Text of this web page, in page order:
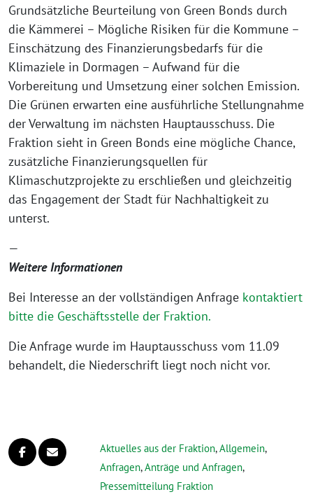
Grundsätzliche Beurteilung von Green Bonds durch
die Kämmerei – Mögliche Risiken für die Kommune –
Einschätzung des Finanzierungsbedarfs für die
Klimaziele in Dormagen – Aufwand für die
Vorbereitung und Umsetzung einer solchen Emission.
Die Grünen erwarten eine ausführliche Stellungnahme
der Verwaltung im nächsten Hauptausschuss. Die
Fraktion sieht in Green Bonds eine mögliche Chance,
zusätzliche Finanzierungsquellen für
Klimaschutzprojekte zu erschließen und gleichzeitig
das Engagement der Stadt für Nachhaltigkeit zu
unterst.
—
Weitere Informationen
Bei Interesse an der vollständigen Anfrage kontaktiert
bitte die Geschäftsstelle der Fraktion.
Die Anfrage wurde im Hauptausschuss vom 11.09
behandelt, die Niederschrift liegt noch nicht vor.
Aktuelles aus der Fraktion,Allgemein,
Anfragen,Anträge und Anfragen,
Pressemitteilung Fraktion